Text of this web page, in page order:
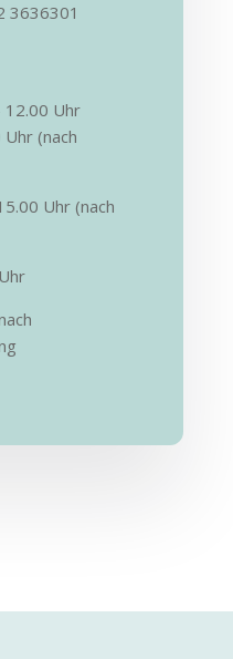
12.00 Uhr
(nach
Uhr (nach